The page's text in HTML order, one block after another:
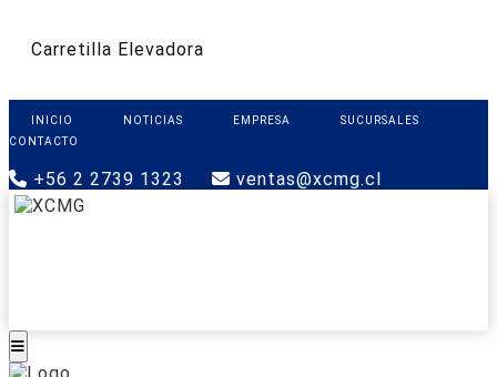
Carretilla Elevadora
INICIO NOTICIAS EMPRESA
SUCURSALES
CONTACTO
+56 2 2739 1323 ventas@xcmg.cl